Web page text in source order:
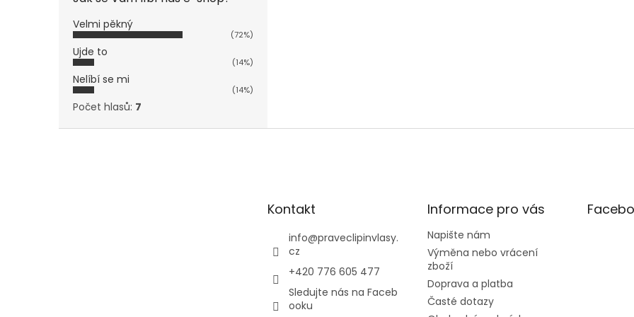
Velmi pěkný
(72%)
Ujde to
(14%)
Nelíbí se mi
(14%)
Počet hlasů: 7
Kontakt
info@praveclipinvlasy.
cz
+420 776 605 477
Sledujte nás na Faceb
ooku
Informace pro vás
Napište nám
Výměna nebo vrácení
zboží
Doprava a platba
Časté dotazy